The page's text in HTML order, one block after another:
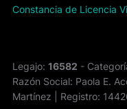
Constancia de Licencia
Legajo: 16582 -
Razón Social: Paola E.
Martínez | Registro: